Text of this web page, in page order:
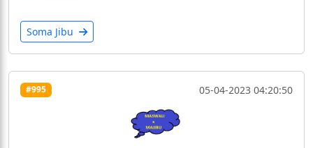
Soma Jibu
#995 05-04-2023 04:20:50